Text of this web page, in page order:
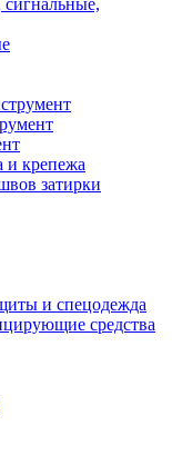
и крепежа
затирки
и спецодежда
средства